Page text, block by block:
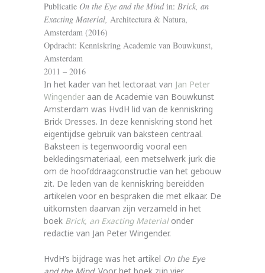
Publicatie On the Eye and the Mindin: Brick, an
Exacting Material, Architectura & Natura,
Amsterdam (2016)
Opdracht: Kenniskring Academie van Bouwkunst,
Amsterdam
2011 – 2016
In het kader van het lectoraat van Jan Peter
Wingender aan de Academie van Bouwkunst
Amsterdam was HvdH lid van de kenniskring
Brick Dresses. In deze kenniskring stond het
eigentijdse gebruik van baksteen centraal.
Baksteen is tegenwoordig vooral een
bekledingsmateriaal, een metselwerk jurk die
om de hoofddraagconstructie van het gebouw
zit. De leden van de kenniskring bereidden
artikelen voor en bespraken die met elkaar. De
uitkomsten daarvan zijn verzameld in het
boek Brick, an Exacting Materialonder
redactie van Jan Peter Wingender.
HvdH’s bijdrage was het artikel On the Eye